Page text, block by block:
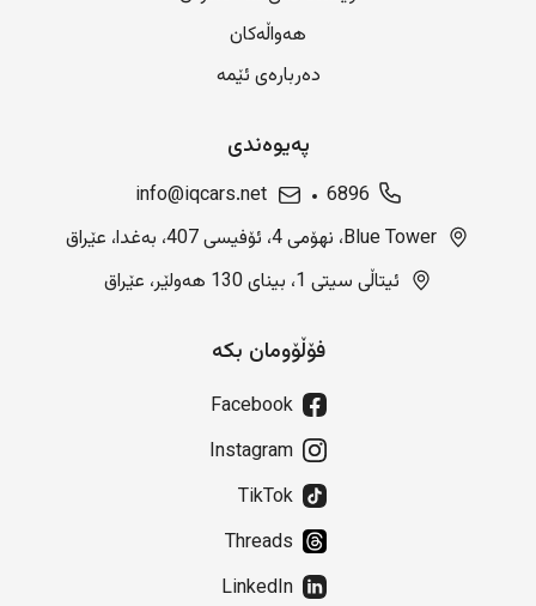
هەواڵەکان
دەربارەی ئێمە
پەیوەندی
6896
info@iqcars.net
Blue Tower، نهۆمی 4، ئۆفیسی 407، بەغدا، عێراق
ئیتاڵی سیتی 1، بینای 130 هەولێر، عێراق
فۆڵۆومان بکە
Facebook
Instagram
TikTok
Threads
LinkedIn